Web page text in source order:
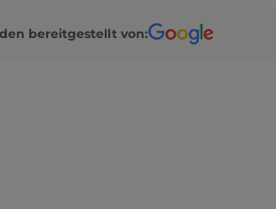
bereitgestellt von: